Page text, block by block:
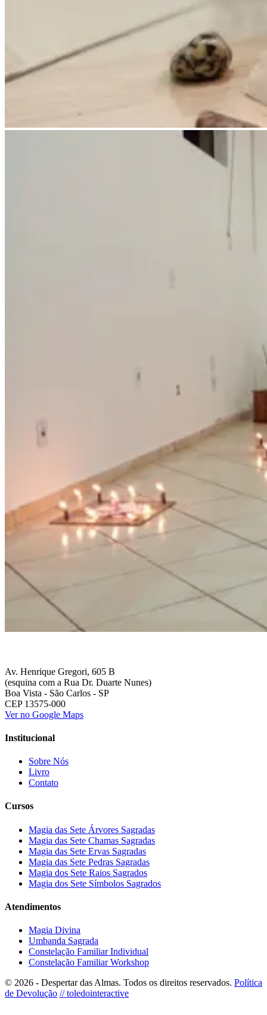
Av. Henrique Gregori, 605 B
(esquina com a Rua Dr. Duarte Nunes)
Boa Vista - São Carlos - SP
CEP 13575-000
Ver no Google Maps
Institucional
Sobre Nós
Livro
Contato
Cursos
Magia das Sete Árvores Sagradas
Magia das Sete Chamas Sagradas
Magia das Sete Ervas Sagradas
Magia das Sete Pedras Sagradas
Magia dos Sete Raios Sagrados
Magia dos Sete Símbolos Sagrados
Atendimentos
Magia Divina
Umbanda Sagrada
Constelação Familiar Individual
Constelação Familiar Workshop
© 2026 - Despertar das Almas. Todos os direitos reservados. Política
de Devolução // toledointeractive